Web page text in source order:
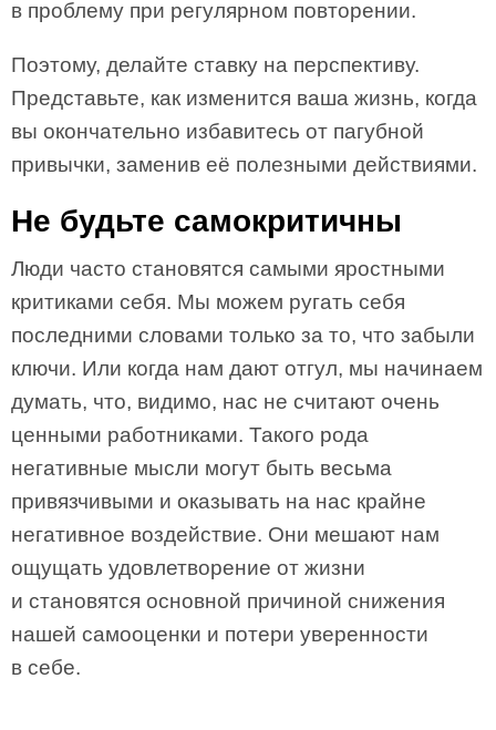
в проблему при регулярном повторении.
Поэтому, делайте ставку на перспективу.
Представьте, как изменится ваша жизнь, когда
вы окончательно избавитесь от пагубной
привычки, заменив её полезными действиями.
Не будьте самокритичны
Люди часто становятся самыми яростными
критиками себя. Мы можем ругать себя
последними словами только за то, что забыли
ключи. Или когда нам дают отгул, мы начинаем
думать, что, видимо, нас не считают очень
ценными работниками. Такого рода
негативные мысли могут быть весьма
привязчивыми и оказывать на нас крайне
негативное воздействие. Они мешают нам
ощущать удовлетворение от жизни
и становятся основной причиной снижения
нашей самооценки и потери уверенности
в себе.